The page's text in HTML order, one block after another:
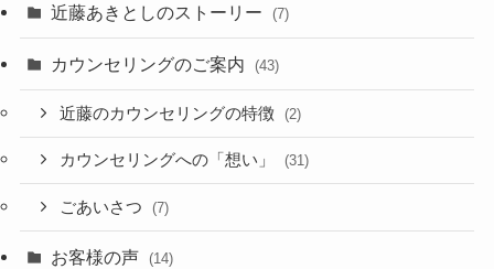
近藤あきとしのストーリー (7)
カウンセリングのご案内 (43)
近藤のカウンセリングの特徴 (2)
カウンセリングへの「想い」 (31)
ごあいさつ (7)
お客様の声 (14)